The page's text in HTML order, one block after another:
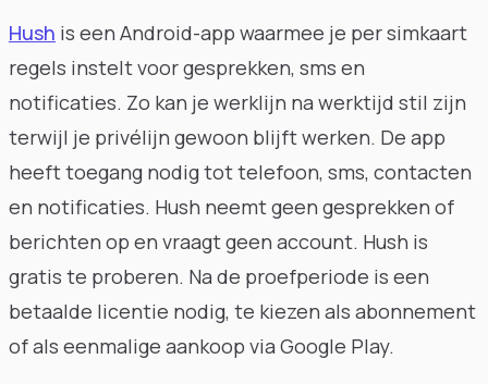
Hush is een Android-app waarmee je per simkaart
regels instelt voor gesprekken, sms en
notificaties. Zo kan je werklijn na werktijd stil zijn
terwijl je privélijn gewoon blijft werken. De app
heeft toegang nodig tot telefoon, sms, contacten
en notificaties. Hush neemt geen gesprekken of
berichten op en vraagt geen account. Hush is
gratis te proberen. Na de proefperiode is een
betaalde licentie nodig, te kiezen als abonnement
of als eenmalige aankoop via Google Play.